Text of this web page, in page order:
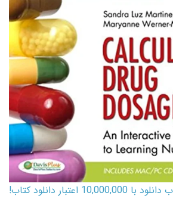
کارت اعتباری کتاب دانلود با 10,000,000 اعتبار دانلود کتاب!